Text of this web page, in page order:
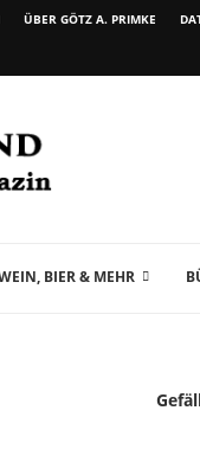
ÜBER GÖTZ A. PRIMKE
BIER & MEHR